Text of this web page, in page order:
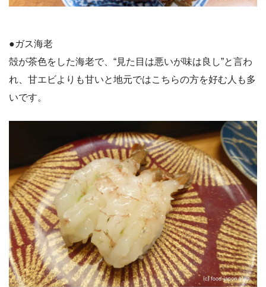
●ガス海老
殻が茶色をした海老で、“見た目は悪いが味は良し”と言わ
れ、甘エビよりも甘いと地元ではこちらの方を好む人も多
いです。